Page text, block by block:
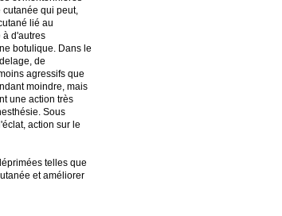
cutanée qui peut,
lié au
à d'autres
botulique. Dans le
de
agressifs que
moindre, mais
une action très
Sous
action sur le
telles que
et améliorer